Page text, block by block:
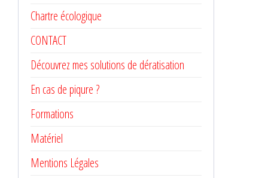
Chartre écologique
CONTACT
Découvrez mes solutions de dératisation
En cas de piqure ?
Formations
Matériel
Mentions Légales